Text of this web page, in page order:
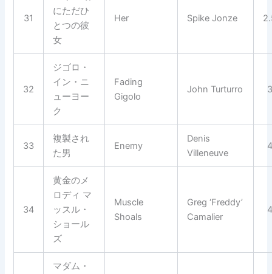
31
にただひ
とつの彼
女
Her Spike Jonze
32
ジゴロ・
イン・ニ
ューヨー
ク
Fading
Gigolo
John Turturro 3
33
複製され
た男
Enemy
Denis
Villeneuve
4
34
黄金のメ
ロディ マ
ッスル・
ショール
ズ
Muscle
Shoals
Greg ‘Freddy’
Camalier
4
マダム・